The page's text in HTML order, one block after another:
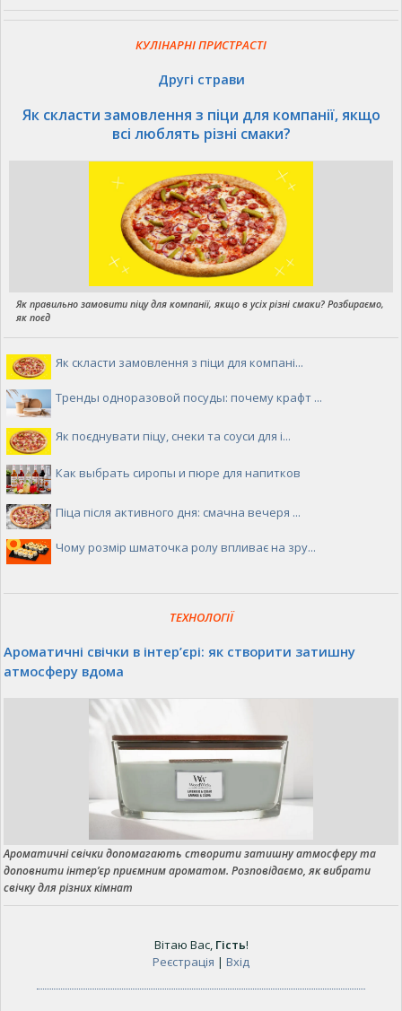
КУЛІНАРНІ ПРИСТРАСТІ
Другі страви
Як скласти замовлення з піци для компанії, якщо
всі люблять різні смаки?
Як правильно замовити піцу для компанії, якщо в усіх різні смаки? Розбираємо,
як поєд
Як скласти замовлення з піци для компані...
Тренды одноразовой посуды: почему крафт ...
Як поєднувати піцу, снеки та соуси для і...
Как выбрать сиропы и пюре для напитков
Піца після активного дня: смачна вечеря ...
Чому розмір шматочка ролу впливає на зру...
ТЕХНОЛОГІЇ
Ароматичні свічки в інтер’єрі: як створити затишну
атмосферу вдома
Ароматичні свічки допомагають створити затишну атмосферу та
доповнити інтер’єр приємним ароматом. Розповідаємо, як вибрати
свічку для різних кімнат
Вітаю Вас, Гість!
Реєстрація | Вхід